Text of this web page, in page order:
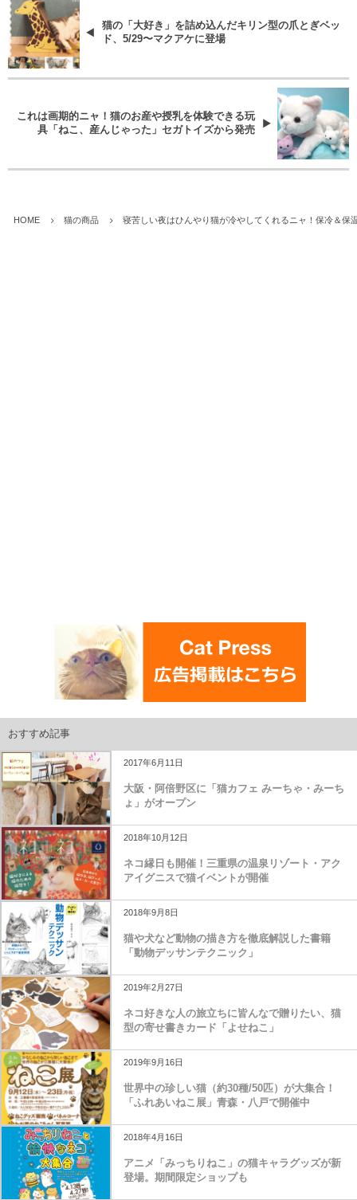
猫の「大好き」を詰め込んだキリン型の爪とぎベッ
ド、5/29〜マクアケに登場
これは画期的ニャ！猫のお産や授乳を体験できる玩
具「ねこ、産んじゃった」セガトイズから発売
HOME 猫の商品 寝苦しい夜はひんやり猫が冷やしてくれるニャ！保冷＆保
おすすめ記事
2017年6月11日
大阪・阿倍野区に「猫カフェ みーちゃ・みーち
ょ」がオープン
2018年10月12日
ネコ縁日も開催！三重県の温泉リゾート・アク
アイグニスで猫イベントが開催
2018年9月8日
猫や犬など動物の描き方を徹底解説した書籍
「動物デッサンテクニック」
2019年2月27日
ネコ好きな人の旅立ちに皆んなで贈りたい、猫
型の寄せ書きカード「よせねこ」
2019年9月16日
世界中の珍しい猫（約30種/50匹）が大集合！
「ふれあいねこ展」青森・八戸で開催中
2018年4月16日
アニメ「みっちりねこ」の猫キャラグッズが新
登場。期間限定ショップも